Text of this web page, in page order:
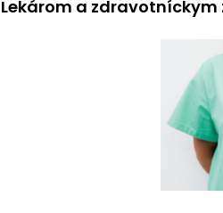
Lekárom a